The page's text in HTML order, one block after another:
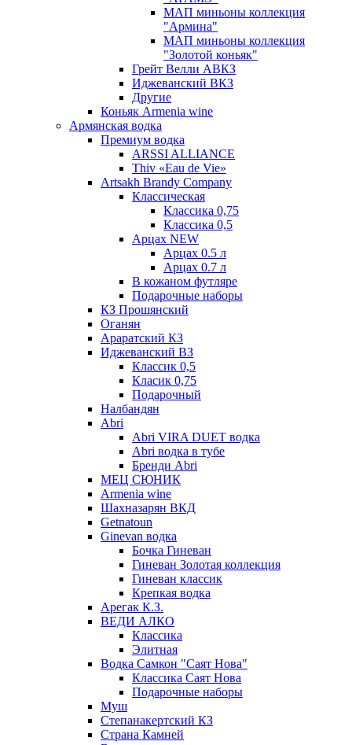
МАП миньоны коллекция
"Армина"
МАП миньоны коллекция
"Золотой коньяк"
Грейт Велли АВКЗ
Иджеванский ВКЗ
Другие
Коньяк Armenia wine
Армянская водка
Премиум водка
ARSSI ALLIANCE
Thiv «Eau de Vie»
Artsakh Brandy Company
Классическая
Классика 0,75
Классика 0,5
Арцах NEW
Арцах 0.5 л
Арцах 0.7 л
В кожаном футляре
Подарочные наборы
КЗ Прошянский
Оганян
Араратский КЗ
Иджеванский ВЗ
Классик 0,5
Класик 0,75
Подарочный
Налбандян
Abri
Abri VIRA DUET водка
Abri водка в тубе
Бренди Abri
МЕЦ СЮНИК
Armenia wine
Шахназарян ВКД
Getnatoun
Ginevan водка
Бочка Гиневан
Гиневан Золотая коллекция
Гиневан классик
Крепкая водка
Арегак К.З.
ВЕДИ АЛКО
Классика
Элитная
Водка Самкон "Саят Нова"
Классика Саят Нова
Подарочные наборы
Муш
Степанакертский КЗ
Страна Камней